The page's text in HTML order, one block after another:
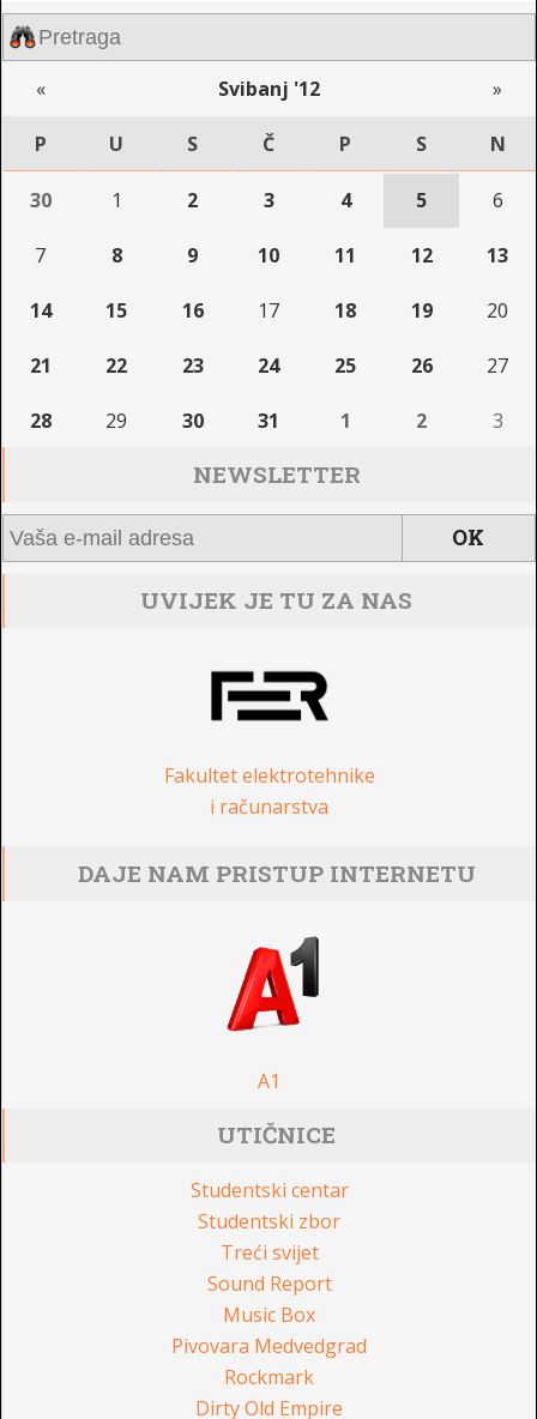
« Svibanj '12 »
P U S Č P S N
30 1 2 3 4 5 6
7 8 9 10 11 12 13
14 15 16 17 18 19 20
21 22 23 24 25 26 27
28 29 30 31 1 2 3
NEWSLETTER
UVIJEK JE TU ZA NAS
Fakultet elektrotehnike
i računarstva
DAJE NAM PRISTUP INTERNETU
A1
UTIČNICE
Studentski centar
Studentski zbor
Treći svijet
Sound Report
Music Box
Pivovara Medvedgrad
Rockmark
Dirty Old Empire